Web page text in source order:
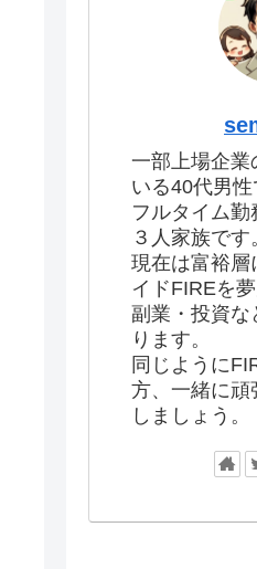
一部上場企業
いる40代男性
フルタイム
３人家族です
現在は富裕層
イドFIREを
副業・投資な
ります。
同じように
方、一緒に頑
しましょう。